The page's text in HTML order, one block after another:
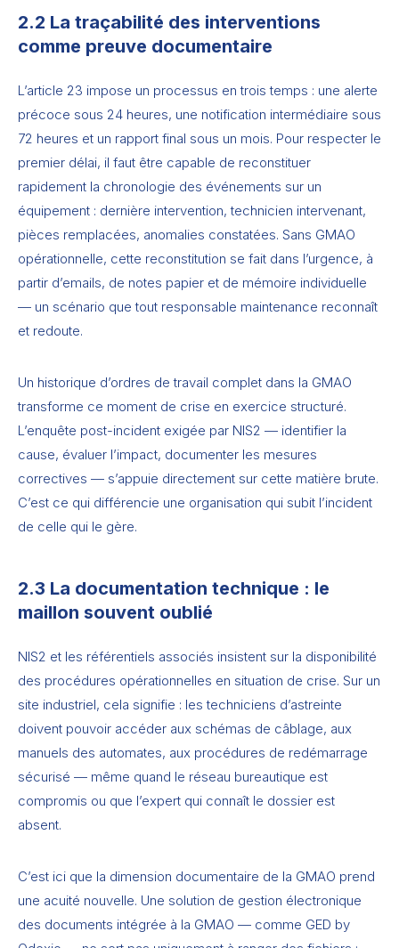
2.2 La traçabilité des interventions
comme preuve documentaire
L’article 23 impose un processus en trois temps : une alerte
précoce sous 24 heures, une notification intermédiaire sous
72 heures et un rapport final sous un mois. Pour respecter le
premier délai, il faut être capable de reconstituer
rapidement la chronologie des événements sur un
équipement : dernière intervention, technicien intervenant,
pièces remplacées, anomalies constatées. Sans GMAO
opérationnelle, cette reconstitution se fait dans l’urgence, à
partir d’emails, de notes papier et de mémoire individuelle
— un scénario que tout responsable maintenance reconnaît
et redoute.
Un historique d’ordres de travail complet dans la GMAO
transforme ce moment de crise en exercice structuré.
L’enquête post-incident exigée par NIS2 — identifier la
cause, évaluer l’impact, documenter les mesures
correctives — s’appuie directement sur cette matière brute.
C’est ce qui différencie une organisation qui subit l’incident
de celle qui le gère.
2.3 La documentation technique : le
maillon souvent oublié
NIS2 et les référentiels associés insistent sur la disponibilité
des procédures opérationnelles en situation de crise. Sur un
site industriel, cela signifie : les techniciens d’astreinte
doivent pouvoir accéder aux schémas de câblage, aux
manuels des automates, aux procédures de redémarrage
sécurisé — même quand le réseau bureautique est
compromis ou que l’expert qui connaît le dossier est
absent.
C’est ici que la dimension documentaire de la GMAO prend
une acuité nouvelle. Une solution de gestion électronique
des documents intégrée à la GMAO — comme GED by